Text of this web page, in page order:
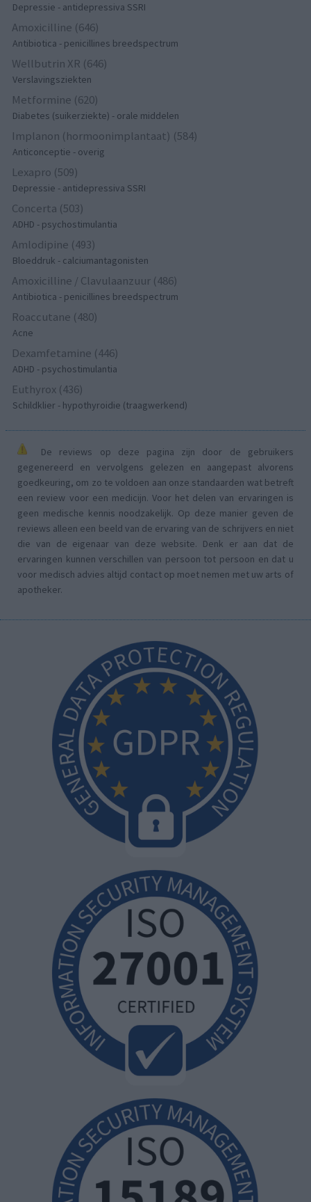
Depressie - antidepressiva SSRI
Amoxicilline (646)
Antibiotica - penicillines breedspectrum
Wellbutrin XR (646)
Verslavingsziekten
Metformine (620)
Diabetes (suikerziekte) - orale middelen
Implanon (hormoonimplantaat) (584)
Anticonceptie - overig
Lexapro (509)
Depressie - antidepressiva SSRI
Concerta (503)
ADHD - psychostimulantia
Amlodipine (493)
Bloeddruk - calciumantagonisten
Amoxicilline / Clavulaanzuur (486)
Antibiotica - penicillines breedspectrum
Roaccutane (480)
Acne
Dexamfetamine (446)
ADHD - psychostimulantia
Euthyrox (436)
Schildklier - hypothyroidie (traagwerkend)
De reviews op deze pagina zijn door de gebruikers
gegenereerd en vervolgens gelezen en aangepast alvorens
goedkeuring, om zo te voldoen aan onze standaarden wat betreft
een review voor een medicijn. Voor het delen van ervaringen is
geen medische kennis noodzakelijk. Op deze manier geven de
reviews alleen een beeld van de ervaring van de schrijvers en niet
die van de eigenaar van deze website. Denk er aan dat de
ervaringen kunnen verschillen van persoon tot persoon en dat u
voor medisch advies altijd contact op moet nemen met uw arts of
apotheker.